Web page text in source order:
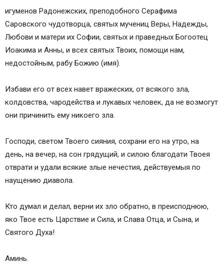
игуменов Радонежских, преподобного Серафима
Саровского чудотворца, святых мучениц Веры, Надежды,
Любови и матери их Софии, святых и праведных Богоотец
Иоакима и Анны, и всех святых Твоих, помощи нам,
недостойным, рабу Божию (имя).
Избави его от всех навет вражеских, от всякого зла,
колдовства, чародейства и лукавых человек, да не возмогут
они причинить ему никоего зла.
Господи, светом Твоего сияния, сохрани его на утро, на
день, на вечер, на сон грядущий, и силою благодати Твоея
отврати и удали всякие злые нечестия, действуемыя по
наущению диавола.
Кто думал и делал, верни их зло обратно, в преисподнюю,
яко Твое есть Царствие и Сила, и Слава Отца, и Сына, и
Святого Духа!
Аминь.